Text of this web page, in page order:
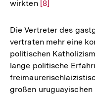
wirkten Zur
der
Fußnote
[8]
Die Vertreter des
vertraten mehr eine
politischen
lange politische
großen